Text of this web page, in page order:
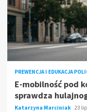
PREWENCJA I EDUKACJA
E-mobilność pod
sprawdza
Katarzyna Marciniak 23